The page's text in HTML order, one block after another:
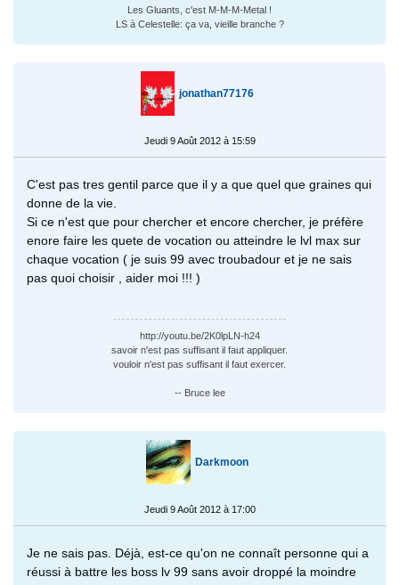
Les Gluants, c'est M-M-M-Metal !
LS à Celestelle: ça va, vieille branche ?
jonathan77176
Jeudi 9 Août 2012 à 15:59
C'est pas tres gentil parce que il y a que quel que graines qui
donne de la vie.
Si ce n'est que pour chercher et encore chercher, je préfère
enore faire les quete de vocation ou atteindre le lvl max sur
chaque vocation ( je suis 99 avec troubadour et je ne sais
pas quoi choisir , aider moi !!! )
http://youtu.be/2K0lpLN-h24
savoir n'est pas suffisant il faut appliquer.
vouloir n'est pas suffisant il faut exercer.
-- Bruce lee
Darkmoon
Jeudi 9 Août 2012 à 17:00
Je ne sais pas. Déjà, est-ce qu'on ne connaît personne qui a
réussi à battre les boss lv 99 sans avoir droppé la moindre